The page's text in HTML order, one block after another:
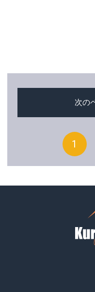
次の
1